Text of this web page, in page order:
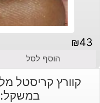
₪43
הוסף לסל
במשקל: 25.90 קרט